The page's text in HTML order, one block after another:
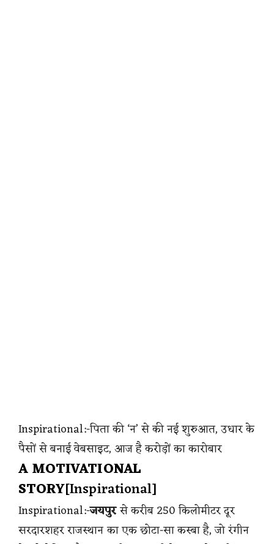
Inspirational:-पिता की ‘न’ से की नई शुरुआत, उधार के
पैसों से बनाई वेबसाइट, आज है करोड़ों का कारोबार
A MOTIVATIONAL
STORY[Inspirational]
Inspirational:-जयपुरसे करीब 250 किलोमीटर दूर
सरदारशहर राजस्थान का एक छोटा-सा कस्बा है, जो रंगीन